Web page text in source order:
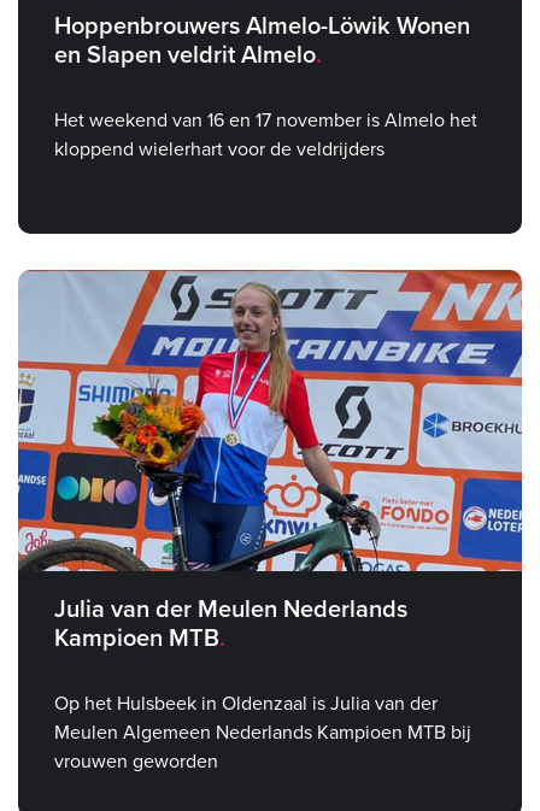
Hoppenbrouwers Almelo-Löwik Wonen
en Slapen veldrit Almelo
Het weekend van 16 en 17 november is Almelo het
kloppend wielerhart voor de veldrijders
Julia van der Meulen Nederlands
Kampioen MTB
Op het Hulsbeek in Oldenzaal is Julia van der
Meulen Algemeen Nederlands Kampioen MTB bij
vrouwen geworden